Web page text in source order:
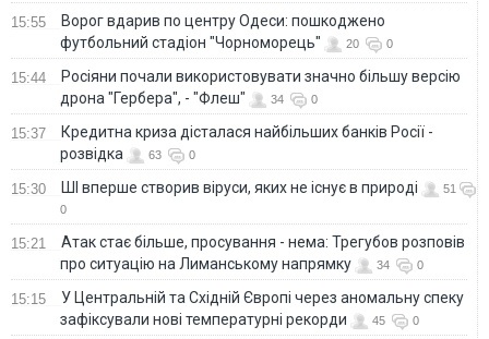
15:55
Ворог вдарив по центру Одеси: пошкоджено
футбольний стадіон "Чорноморець"
20 0
15:44
Росіяни почали використовувати значно більшу версію
дрона "Гербера", - "Флеш"
34 0
15:37
Кредитна криза дісталася найбільших банків Росії -
розвідка
63 0
15:30 ШІ вперше створив віруси, яких не існує в природі
51
0
15:21
Атак стає більше, просування - нема: Трегубов розповів
про ситуацію на Лиманському напрямку
34 0
15:15
У Центральній та Східній Європі через аномальну спеку
зафіксували нові температурні рекорди
45 0